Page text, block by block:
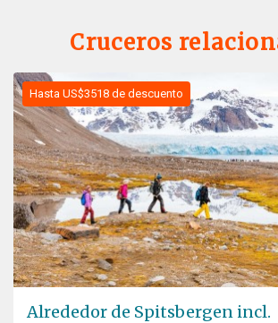
Cruceros
Hasta US$3518 de descuento
Alrededor de Spitsbergen incl.